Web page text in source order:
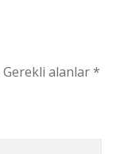
Gerekli alanlar*